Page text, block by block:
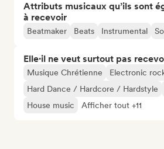
Attributs musicaux qu’ils sont
à recevoir
Beatmaker Beats Instrumental
Elle·il ne veut surtout pas
Musique Chrétienne Electronic
Hard Dance / Hardcore / Hardstyle
House music
Afficher tout +11